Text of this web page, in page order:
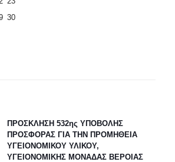
30
ΠΡΟΣΚΛΗΣΗ 532ης ΥΠΟΒΟΛΗΣ
ΠΡΟΣΦΟΡΑΣ ΓΙΑ ΤΗΝ ΠΡΟΜΗΘΕΙΑ
ΥΓΕΙΟΝΟΜΙΚΟΥ ΥΛΙΚΟΥ,
ΥΓΕΙΟΝΟΜΙΚΗΣ ΜΟΝΑΔΑΣ ΒΕΡΟΙΑΣ